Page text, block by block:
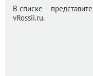
В списке –
vRossii.ru.